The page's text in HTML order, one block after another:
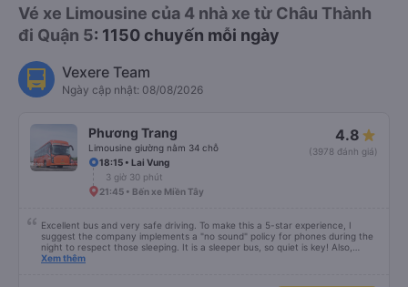
Vé xe Limousine của 4 nhà xe từ Châu Thành
đi Quận 5: 1150 chuyến mỗi ngày
Vexere Team
Ngày cập nhật: 08/08/2026
Phương Trang
Limousine giường nằm 34 chỗ
4.8
(3978 đánh giá)
18:15 • Lai Vung
3 giờ 30 phút
21:45 • Bến xe Miền Tây
Excellent bus and very safe driving. To make this a 5-star experience, I
suggest the company implements a "no sound" policy for phones during the
night to respect those sleeping. It is a sleeper bus, so quiet is key! Also,
please display the Wi-Fi password clearly inside the cabin for convenience. I
Xem thêm